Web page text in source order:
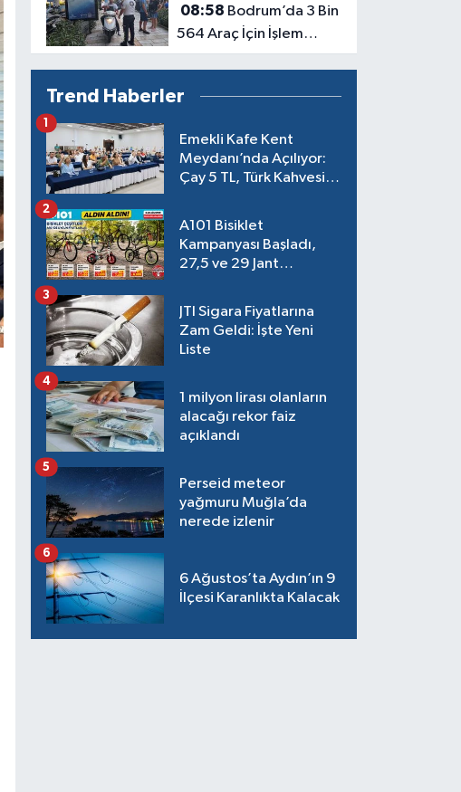
08:58
564 Araç İçin İşlem
Başlatıldı
Trend Haberler
Emekli Kafe Kent
Meydanı’nda Açılıyor:
Çay 5 TL, Türk Kahvesi
1
A101 Bisiklet
Kampanyası Başladı,
27,5 ve 29 Jant
2
JTI Sigara Fiyatlarına
Zam Geldi: İşte Yeni
Liste
3
1 milyon lirası olanların
alacağı rekor faiz
açıklandı
4
Perseid meteor
yağmuru Muğla’da
nerede izlenir
5
6 Ağustos’ta Aydın’ın 9
İlçesi Karanlıkta Kalacak
6